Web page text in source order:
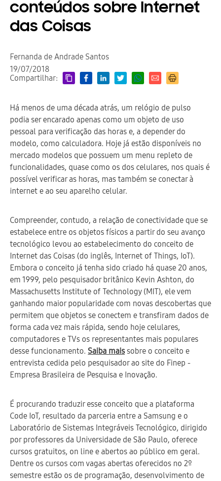
conteúdos sobre Internet
das Coisas
Fernanda de Andrade Santos
19/07/2018
Compartilhar:
Há menos de uma década atrás, um relógio de pulso
podia ser encarado apenas como um objeto de uso
pessoal para verificação das horas e, a depender do
modelo, como calculadora. Hoje já estão disponíveis no
mercado modelos que possuem um menu repleto de
funcionalidades, quase como os dos celulares, nos quais é
possível verificar as horas, mas também se conectar à
internet e ao seu aparelho celular.
Compreender, contudo, a relação de conectividade que se
estabelece entre os objetos físicos a partir do seu avanço
tecnológico levou ao estabelecimento do conceito de
Internet das Coisas (do inglês, Internet of Things, IoT).
Embora o conceito já tenha sido criado há quase 20 anos,
em 1999, pelo pesquisador britânico Kevin Ashton, do
Massachusetts Institute of Technology (MIT), ele vem
ganhando maior popularidade com novas descobertas que
permitem que objetos se conectem e transfiram dados de
forma cada vez mais rápida, sendo hoje celulares,
computadores e TVs os representantes mais populares
desse funcionamento. Saiba maissobre o conceito e
entrevista cedida pelo pesquisador ao site do Finep -
Empresa Brasileira de Pesquisa e Inovação.
É procurando traduzir esse conceito que a plataforma
Code IoT, resultado da parceria entre a Samsung e o
Laboratório de Sistemas Integráveis Tecnológico, dirigido
por professores da Universidade de São Paulo, oferece
cursos gratuitos, on line e abertos ao público em geral.
Dentre os cursos com vagas abertas oferecidos no 2º
semestre estão os de programação, desenvolvimento de